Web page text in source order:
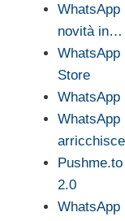
WhatsApp
novità in…
WhatsApp
Store
WhatsApp
WhatsApp
2.0
WhatsApp